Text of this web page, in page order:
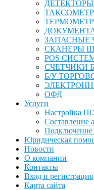
ЗАПАСНЫЕ
СКАНЕРЫ
POS
СЧЕТЧИКИ
Б/У
ОФД
Услуги
Настройка
Составление
Юридическая
Новости
О компании
Контакты
Вход и регистрация
Карта сайта